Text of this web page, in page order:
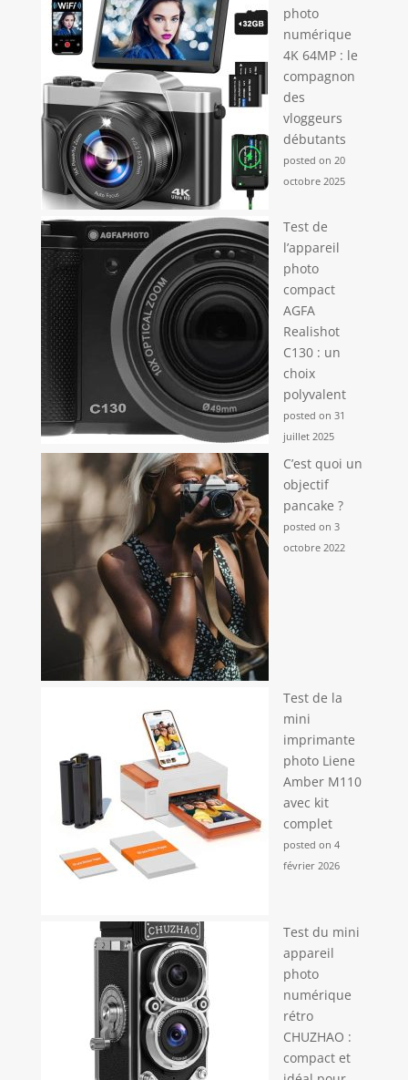
photo
numérique
4K 64MP : le
compagnon
des
vloggeurs
débutants
posted on 20
octobre 2025
Test de
l’appareil
photo
compact
AGFA
Realishot
C130 : un
choix
polyvalent
posted on 31
juillet 2025
C’est quoi un
objectif
pancake ?
posted on 3
octobre 2022
Test de la
mini
imprimante
photo Liene
Amber M110
avec kit
complet
posted on 4
février 2026
Test du mini
appareil
photo
numérique
rétro
CHUZHAO :
compact et